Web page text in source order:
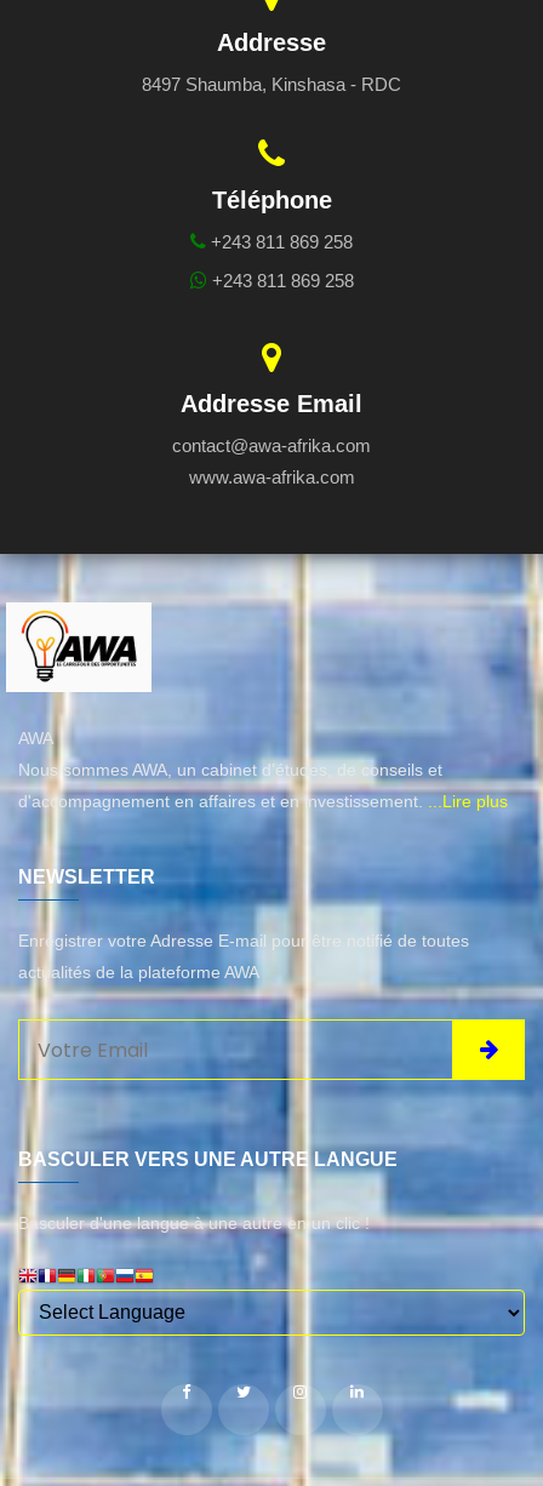
Addresse
8497 Shaumba, Kinshasa - RDC
Téléphone
+243 811 869 258
+243 811 869 258
Addresse Email
contact@awa-afrika.com
www.awa-afrika.com
AWA
Nous sommes AWA, un cabinet d’études, de conseils et
d'accompagnement en affaires et en investissement.
...Lire plus
NEWSLETTER
Enregistrer votre Adresse E-mail pour être notifié de toutes
actualités de la plateforme AWA
BASCULER VERS UNE AUTRE LANGUE
Basculer d'une langue à une autre en un clic !